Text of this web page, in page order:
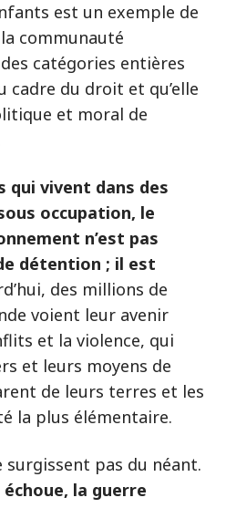
est un exemple de
communauté
catégories entières
cadre du droit et qu’elle
et moral de
qui vivent dans des
occupation, le
n’est pas
détention ; il est
des millions de
voient leur avenir
et la violence, qui
et leurs moyens de
de leurs terres et les
la plus élémentaire.
surgissent pas du néant.
la guerre